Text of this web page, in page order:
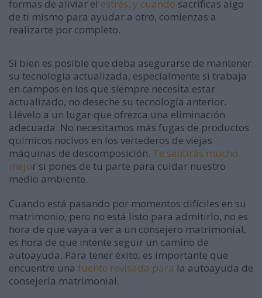
formas de aliviar el estrés, y cuando sacrificas algo
de ti mismo para ayudar a otro, comienzas a
realizarte por completo.
Si bien es posible que deba asegurarse de mantener
su tecnología actualizada, especialmente si trabaja
en campos en los que siempre necesita estar
actualizado, no deseche su tecnología anterior.
Llévelo a un lugar que ofrezca una eliminación
adecuada. No necesitamos más fugas de productos
químicos nocivos en los vertederos de viejas
máquinas de descomposición. Te sentirás mucho
mejor si pones de tu parte para cuidar nuestro
medio ambiente.
Cuando está pasando por momentos difíciles en su
matrimonio, pero no está listo para admitirlo, no es
hora de que vaya a ver a un consejero matrimonial,
es hora de que intente seguir un camino de
autoayuda. Para tener éxito, es importante que
encuentre una fuente revisada para la autoayuda de
consejería matrimonial.